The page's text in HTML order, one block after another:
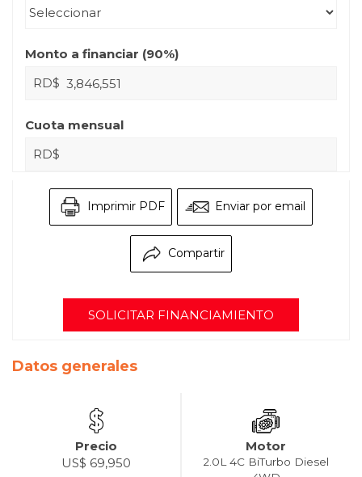
Monto a financiar (90%)
RD$
Cuota mensual
RD$
Imprimir PDF Enviar por email
Compartir
SOLICITAR FINANCIAMIENTO
Datos generales
Precio
US$ 69,950
Motor
2.0L 4C BiTurbo Diesel